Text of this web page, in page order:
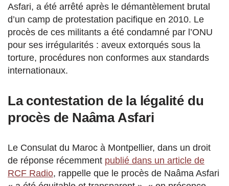
Asfari, a été arrêté après le démantèlement brutal
d’un camp de protestation pacifique en 2010. Le
procès de ces militants a été condamné par l’ONU
pour ses irrégularités : aveux extorqués sous la
torture, procédures non conformes aux standards
internationaux.
La contestation de la légalité du
procès de Naâma Asfari
Le Consulat du Maroc à Montpellier, dans un droit
de réponse récemment publié dans un article de
RCF Radio, rappelle que le procès de Naâma Asfari